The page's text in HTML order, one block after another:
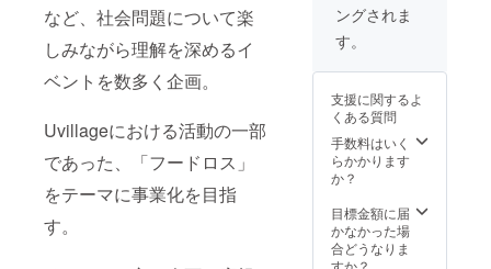
など、社会問題について楽
しみながら理解を深めるイ
ベントを数多く企画。
Uvillageにおける活動の一部
であった、「フードロス」
をテーマに事業化を目指
す。
ングされま
す。
支援に関するよ
くある質問
手数料はいく
らかかります
か？
目標金額に届
かなかった場
合どうなりま
すか？